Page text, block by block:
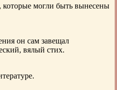
которые могли быть вынесены
он сам завещал
вялый стих.